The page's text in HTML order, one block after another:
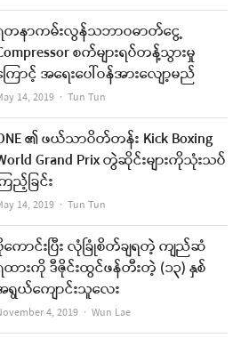
တနာကမ်းလွန်သဘာဝဓာတ်ငွေ့
စက်များရပ်တန့်သွားမှု
ြောင့် အရေးပေါ်ဝန်အားလျော့မည်
14, 2019 Author
Tun Tun
၏ ဖယ်သာဝိတ်တန်း Kick Boxing
Grand Prix တွဲဆိုင်းများကိုသုံးသပ်
ည့်ခြင်း
14, 2019 Author
Tun Tun
ကောင်းပြီး လုံခြုံစိတ်ချရတဲ့ ကျည်ဆံ
ထားကို ဒီဇိုင်းထွင်ဖန်တီးတဲ့ (၁၃) နှစ်
ရွယ်ကျောင်းသူလေး
4, 2019 Author
Wun Lae